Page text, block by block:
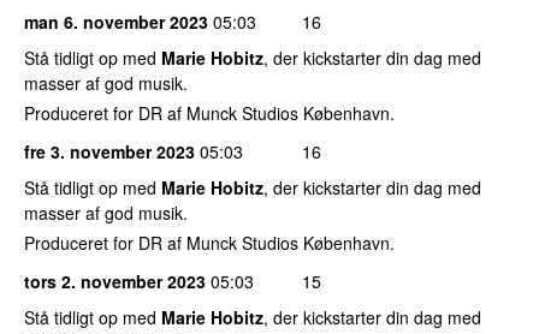
man 6. november 2023 05:03
16
Stå tidligt op med Marie Hobitz, der kickstarter din dag med
masser af god musik.
Produceret for DR af Munck Studios København.
fre 3. november 2023 05:03
16
Stå tidligt op med Marie Hobitz, der kickstarter din dag med
masser af god musik.
Produceret for DR af Munck Studios København.
tors 2. november 2023 05:03
15
Stå tidligt op med Marie Hobitz, der kickstarter din dag med